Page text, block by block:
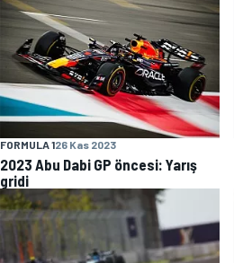
FORMULA 126 Kas 2023
2023 Abu Dabi GP öncesi: Yarış
gridi